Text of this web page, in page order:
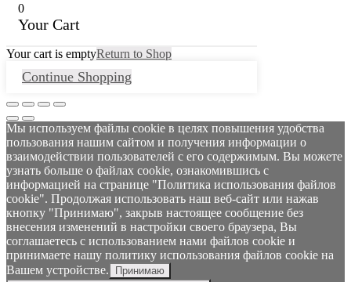
0
Your Cart
Your cart is emptyReturn to Shop
Continue Shopping
Мы используем файлы cookie в целях повышения удобства
пользования нашим сайтом и получения информации о
взаимодействии пользователей с его содержимым. Вы можете
узнать больше о файлах cookie, ознакомившись с
информацией на странице "Политика использования файлов
cookie". Продолжая использовать наш веб-сайт или нажав
кнопку "Принимаю", закрыв настоящее сообщение без
внесения изменений в настройки своего браузера, Вы
соглашаетесь с использованием нами файлов cookie и
принимаете нашу политику использования файлов cookie на
Вашем устройстве.
Принимаю